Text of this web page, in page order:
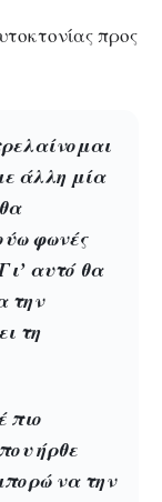
προς
άλλη μία
φωνές
αυτό θα
την
τη
πιο
ήρθε
να την